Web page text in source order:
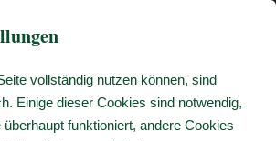
vollständig nutzen können, sind
Einige dieser Cookies sind notwendig,
funktioniert, andere Cookies